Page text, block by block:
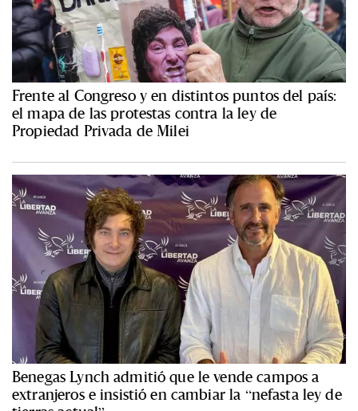
Frente al Congreso y en distintos puntos del país:
el mapa de las protestas contra la ley de
Propiedad Privada de Milei
Benegas Lynch admitió que le vende campos a
extranjeros e insistió en cambiar la “nefasta ley de